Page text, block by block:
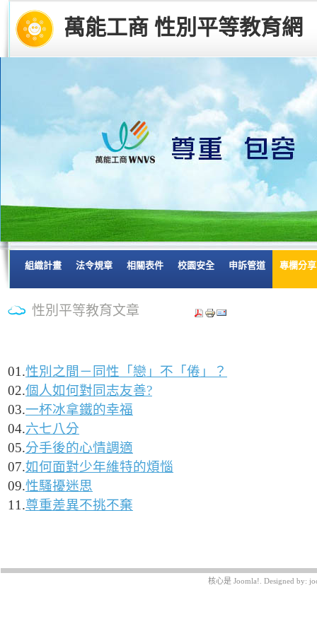
萬能工商 性別平等教育網
組織計畫 法令規章 相關表件 校園安全 申訴管道 專欄分享
性別平等教育文章
01.性別之間－同性「戀」不「倦」？
02.個人如何對同志友善?
03.一杯冰拿鐵的幸福
04.六七八分
05.分手後的心情調適
07.如何面對少年維特的煩惱
09.性騷擾迷思
11.尊重差異不挑不棄
核心是 Joomla! . Designed by: